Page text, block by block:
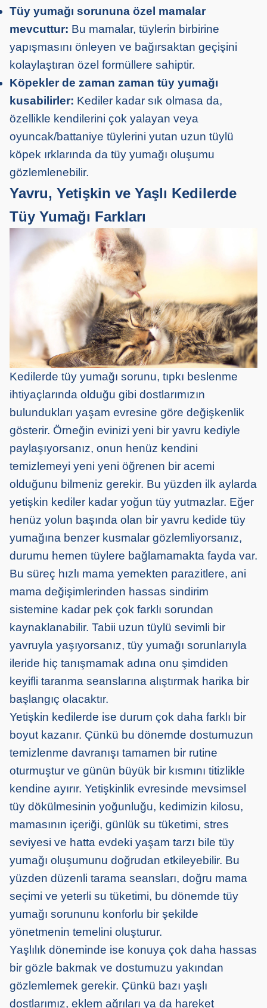
Tüy yumağı sorununa özel mamalar
mevcuttur: Bu mamalar, tüylerin birbirine
yapışmasını önleyen ve bağırsaktan geçişini
kolaylaştıran özel formüllere sahiptir.
Köpekler de zaman zaman tüy yumağı
kusabilirler: Kediler kadar sık olmasa da,
özellikle kendilerini çok yalayan veya
oyuncak/battaniye tüylerini yutan uzun tüylü
köpek ırklarında da tüy yumağı oluşumu
gözlemlenebilir.
Yavru, Yetişkin ve Yaşlı Kedilerde
Tüy Yumağı Farkları
Kedilerde tüy yumağı sorunu, tıpkı beslenme
ihtiyaçlarında olduğu gibi dostlarımızın
bulundukları yaşam evresine göre değişkenlik
gösterir. Örneğin evinizi yeni bir yavru kediyle
paylaşıyorsanız, onun henüz kendini
temizlemeyi yeni yeni öğrenen bir acemi
olduğunu bilmeniz gerekir. Bu yüzden ilk aylarda
yetişkin kediler kadar yoğun tüy yutmazlar. Eğer
henüz yolun başında olan bir yavru kedide tüy
yumağına benzer kusmalar gözlemliyorsanız,
durumu hemen tüylere bağlamamakta fayda var.
Bu süreç hızlı mama yemekten parazitlere, ani
mama değişimlerinden hassas sindirim
sistemine kadar pek çok farklı sorundan
kaynaklanabilir. Tabii uzun tüylü sevimli bir
yavruyla yaşıyorsanız, tüy yumağı sorunlarıyla
ileride hiç tanışmamak adına onu şimdiden
keyifli taranma seanslarına alıştırmak harika bir
başlangıç olacaktır.
Yetişkin kedilerde ise durum çok daha farklı bir
boyut kazanır. Çünkü bu dönemde dostumuzun
temizlenme davranışı tamamen bir rutine
oturmuştur ve günün büyük bir kısmını titizlikle
kendine ayırır. Yetişkinlik evresinde mevsimsel
tüy dökülmesinin yoğunluğu, kedimizin kilosu,
mamasının içeriği, günlük su tüketimi, stres
seviyesi ve hatta evdeki yaşam tarzı bile tüy
yumağı oluşumunu doğrudan etkileyebilir. Bu
yüzden düzenli tarama seansları, doğru mama
seçimi ve yeterli su tüketimi, bu dönemde tüy
yumağı sorununu konforlu bir şekilde
yönetmenin temelini oluşturur.
Yaşlılık döneminde ise konuya çok daha hassas
bir gözle bakmak ve dostumuzu yakından
gözlemlemek gerekir. Çünkü bazı yaşlı
dostlarımız, eklem ağrıları ya da hareket